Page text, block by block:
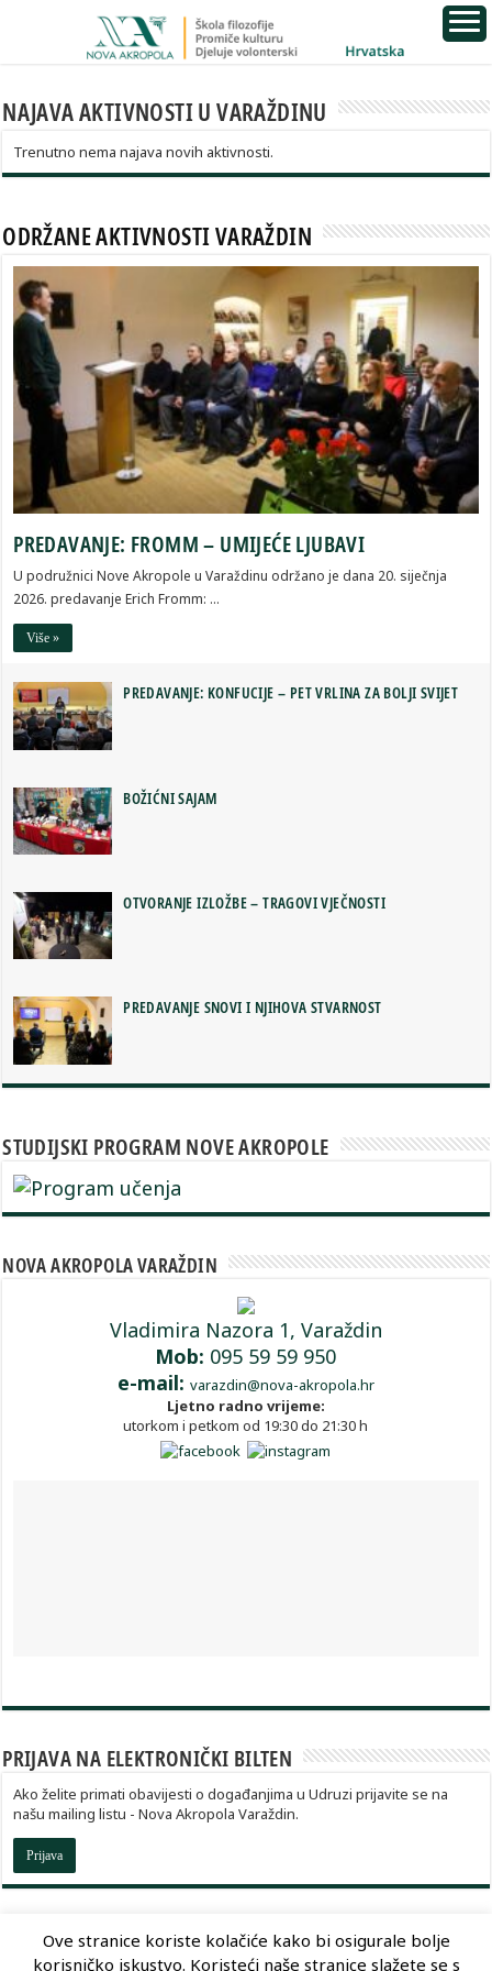
NAJAVA AKTIVNOSTI U VARAŽDINU
Trenutno nema najava novih aktivnosti.
ODRŽANE AKTIVNOSTI VARAŽDIN
PREDAVANJE: FROMM – UMIJEĆE LJUBAVI
U podružnici Nove Akropole u Varaždinu održano je dana 20. siječnja
2026. predavanje Erich Fromm: …
Više »
PREDAVANJE: KONFUCIJE – PET VRLINA ZA BOLJI SVIJET
BOŽIĆNI SAJAM
OTVORANJE IZLOŽBE – TRAGOVI VJEČNOSTI
PREDAVANJE SNOVI I NJIHOVA STVARNOST
STUDIJSKI PROGRAM NOVE AKROPOLE
NOVA AKROPOLA VARAŽDIN
Vladimira Nazora 1, Varaždin
Mob: 095 59 59 950
e-mail: varazdin@nova-akropola.hr
Ljetno radno vrijeme:
utorkom i petkom od 19:30 do 21:30 h
PRIJAVA NA ELEKTRONIČKI BILTEN
Ako želite primati obavijesti o događanjima u Udruzi prijavite se na
našu mailing listu - Nova Akropola Varaždin.
Prijava
Ove stranice koriste kolačiće kako bi osigurale bolje
korisničko iskustvo. Koristeći naše stranice slažete se s